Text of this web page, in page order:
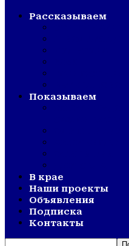
Рассказываем
Показываем
В крае
Наши проекты
Объявления
Подписка
Контакты